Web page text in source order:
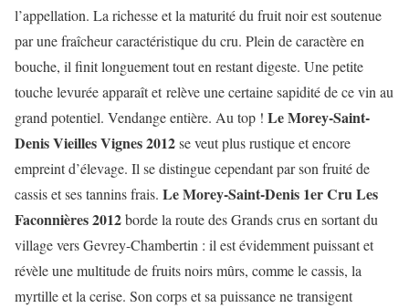
l’appellation. La richesse et la maturité du fruit noir est soutenue
par une fraîcheur caractéristique du cru. Plein de caractère en
bouche, il finit longuement tout en restant digeste. Une petite
touche levurée apparaît et relève une certaine sapidité de ce vin au
grand potentiel. Vendange entière. Au top ! Le Morey-Saint-
Denis Vieilles Vignes 2012se veut plus rustique et encore
empreint d’élevage. Il se distingue cependant par son fruité de
cassis et ses tannins frais. Le Morey-Saint-Denis 1er Cru Les
Faconnières 2012borde la route des Grands crus en sortant du
village vers Gevrey-Chambertin : il est évidemment puissant et
révèle une multitude de fruits noirs mûrs, comme le cassis, la
myrtille et la cerise. Son corps et sa puissance ne transigent